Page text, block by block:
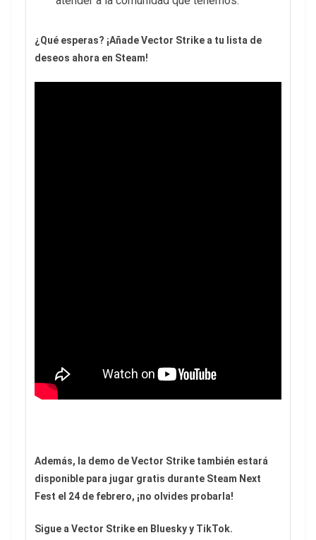
¿Qué esperas? ¡Añade Vector Strike a tu lista de
deseos ahora en Steam!
Además, la demo de Vector Strike también estará
disponible para jugar gratis durante Steam Next
Fest el 24 de febrero, ¡no olvides probarla!
Sigue a Vector Strike en Bluesky y TikTok.